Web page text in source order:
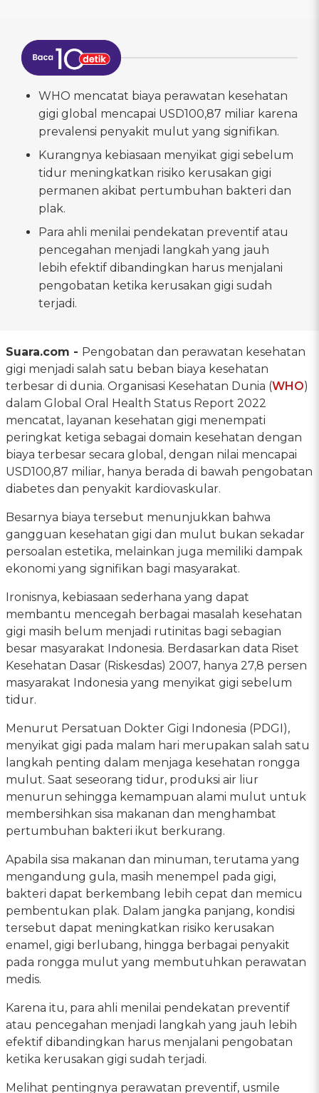
WHO mencatat biaya perawatan kesehatan
gigi global mencapai USD100,87 miliar karena
prevalensi penyakit mulut yang signifikan.
Kurangnya kebiasaan menyikat gigi sebelum
tidur meningkatkan risiko kerusakan gigi
permanen akibat pertumbuhan bakteri dan
plak.
Para ahli menilai pendekatan preventif atau
pencegahan menjadi langkah yang jauh
lebih efektif dibandingkan harus menjalani
pengobatan ketika kerusakan gigi sudah
terjadi.
Suara.com - Pengobatan dan perawatan kesehatan
gigi menjadi salah satu beban biaya kesehatan
terbesar di dunia. Organisasi Kesehatan Dunia (WHO)
dalam Global Oral Health Status Report 2022
mencatat, layanan kesehatan gigi menempati
peringkat ketiga sebagai domain kesehatan dengan
biaya terbesar secara global, dengan nilai mencapai
USD100,87 miliar, hanya berada di bawah pengobatan
diabetes dan penyakit kardiovaskular.
Besarnya biaya tersebut menunjukkan bahwa
gangguan kesehatan gigi dan mulut bukan sekadar
persoalan estetika, melainkan juga memiliki dampak
ekonomi yang signifikan bagi masyarakat.
Ironisnya, kebiasaan sederhana yang dapat
membantu mencegah berbagai masalah kesehatan
gigi masih belum menjadi rutinitas bagi sebagian
besar masyarakat Indonesia. Berdasarkan data Riset
Kesehatan Dasar (Riskesdas) 2007, hanya 27,8 persen
masyarakat Indonesia yang menyikat gigi sebelum
tidur.
Menurut Persatuan Dokter Gigi Indonesia (PDGI),
menyikat gigi pada malam hari merupakan salah satu
langkah penting dalam menjaga kesehatan rongga
mulut. Saat seseorang tidur, produksi air liur
menurun sehingga kemampuan alami mulut untuk
membersihkan sisa makanan dan menghambat
pertumbuhan bakteri ikut berkurang.
Apabila sisa makanan dan minuman, terutama yang
mengandung gula, masih menempel pada gigi,
bakteri dapat berkembang lebih cepat dan memicu
pembentukan plak. Dalam jangka panjang, kondisi
tersebut dapat meningkatkan risiko kerusakan
enamel, gigi berlubang, hingga berbagai penyakit
pada rongga mulut yang membutuhkan perawatan
medis.
Karena itu, para ahli menilai pendekatan preventif
atau pencegahan menjadi langkah yang jauh lebih
efektif dibandingkan harus menjalani pengobatan
ketika kerusakan gigi sudah terjadi.
Melihat pentingnya perawatan preventif, usmile